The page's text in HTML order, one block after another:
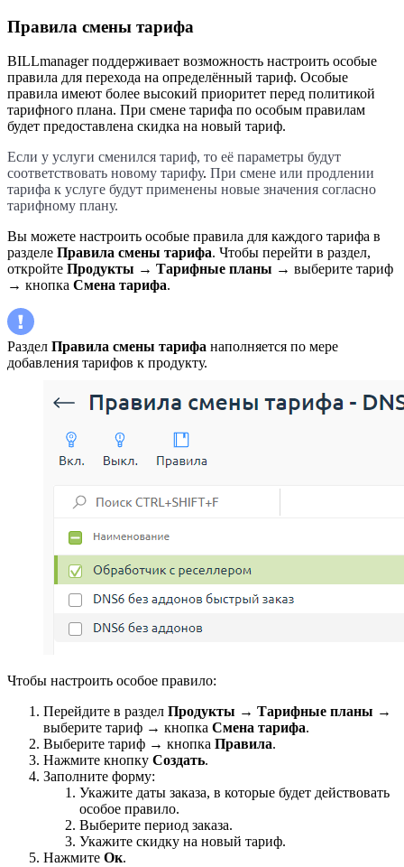
Правила смены тарифа
BILLmanager поддерживает возможность настроить особые
правила для перехода на определённый тариф. Особые
правила имеют более высокий приоритет перед политикой
тарифного плана. При смене тарифа по особым правилам
будет предоставлена скидка на новый тариф.
Если у услуги сменился тариф, то её параметры будут
соответствовать новому тарифу. При смене или продлении
тарифа к услуге будут применены новые значения согласно
тарифному плану.
Вы можете настроить особые правила для каждого тарифа в
разделе Правила смены тарифа. Чтобы перейти в раздел,
откройте Продукты → Тарифные планы → выберите тариф
→ кнопка Смена тарифа.
Раздел Правила смены тарифа наполняется по мере
добавления тарифов к продукту.
Чтобы настроить особое правило:
Перейдите в раздел Продукты → Тарифные планы →
выберите тариф → кнопка Смена тарифа.
Выберите тариф → кнопка Правила.
Нажмите кнопку Создать.
Заполните форму:
Укажите даты заказа, в которые будет действовать
особое правило.
Выберите период заказа.
Укажите скидку на новый тариф.
Нажмите Ок.